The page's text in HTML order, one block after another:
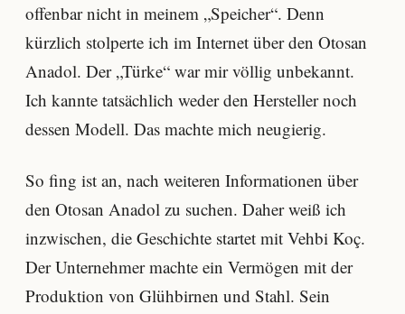
offenbar nicht in meinem „Speicher“. Denn
kürzlich stolperte ich im Internet über den Otosan
Anadol. Der „Türke“ war mir völlig unbekannt.
Ich kannte tatsächlich weder den Hersteller noch
dessen Modell. Das machte mich neugierig.
So fing ist an, nach weiteren Informationen über
den Otosan Anadol zu suchen. Daher weiß ich
inzwischen, die Geschichte startet mit Vehbi Koç.
Der Unternehmer machte ein Vermögen mit der
Produktion von Glühbirnen und Stahl. Sein